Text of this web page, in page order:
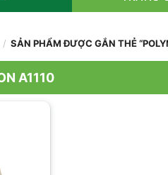
/ SẢN PHẨM ĐƯỢC GẮN THẺ
A1110